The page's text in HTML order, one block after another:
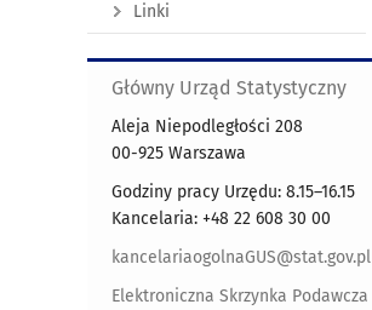
Linki
Główny Urząd Statystyczny
Aleja Niepodległości 208
00-925 Warszawa
Godziny pracy Urzędu: 8.15–16.15
Kancelaria: +48 22 608 30 00
kancelariaogolnaGUS@stat.gov.pl
Elektroniczna Skrzynka Podawcza